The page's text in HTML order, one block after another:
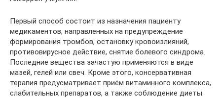
Первый способ состоит из назначения пациенту
медикаментов, направленных на предупреждение
формирования тромбов, остановку кровоизлияний,
противовирусное действие, снятие болевого синдрома.
Последние вещества зачастую применяются в виде
мазей, гелей или свеч. Кроме этого, консервативная
терапия предусматривает приём витаминного комплекса,
слабительных препаратов, а также соблюдение диеты.